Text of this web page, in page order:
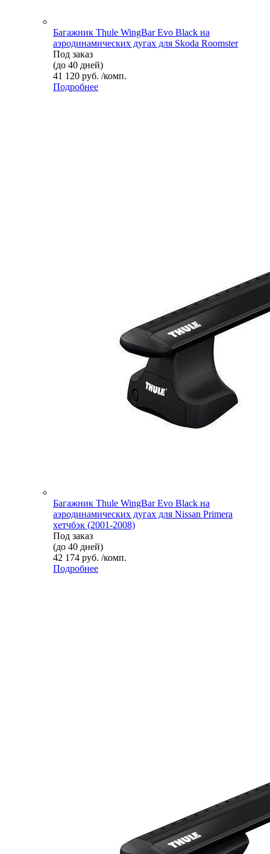
Багажник Thule WingBar Evo Black на
аэродинамических дугах для Skoda Roomster
Под заказ
(до 40 дней)
41 120 руб. /комп.
Подробнее
Багажник Thule WingBar Evo Black на
аэродинамических дугах для Nissan Primera
хетчбэк (2001-2008)
Под заказ
(до 40 дней)
42 174 руб. /комп.
Подробнее